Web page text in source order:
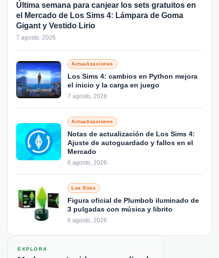
Última semana para canjear los sets gratuitos en
el Mercado de Los Sims 4: Lámpara de Goma
Gigant y Vestido Lirio
7 agosto, 2026
Actualizaciones
Los Sims 4: cambios en Python mejora
el inicio y la carga en juego
7 agosto, 2026
Actualizaciones
Notas de actualización de Los Sims 4:
Ajuste de autoguardado y fallos en el
Mercado
6 agosto, 2026
Los Sims
Figura oficial de Plumbob iluminado de
3 pulgadas con música y librito
6 agosto, 2026
EXPLORA